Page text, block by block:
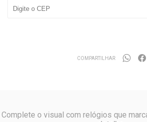
COMPARTILHAR
Complete o visual com relógios que